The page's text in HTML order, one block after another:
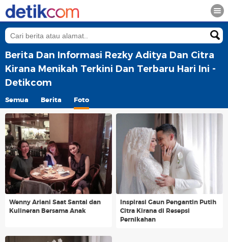
Berita Dan Informasi Rezky Aditya Dan Citra
Kirana Menikah Terkini Dan Terbaru Hari Ini -
Detikcom
Semua Berita Foto
Wenny Ariani Saat Santai dan
Kulineran Bersama Anak
Inspirasi Gaun Pengantin Putih
Citra Kirana di Resepsi
Pernikahan